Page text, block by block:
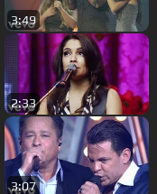
3:49
2:33
3:07